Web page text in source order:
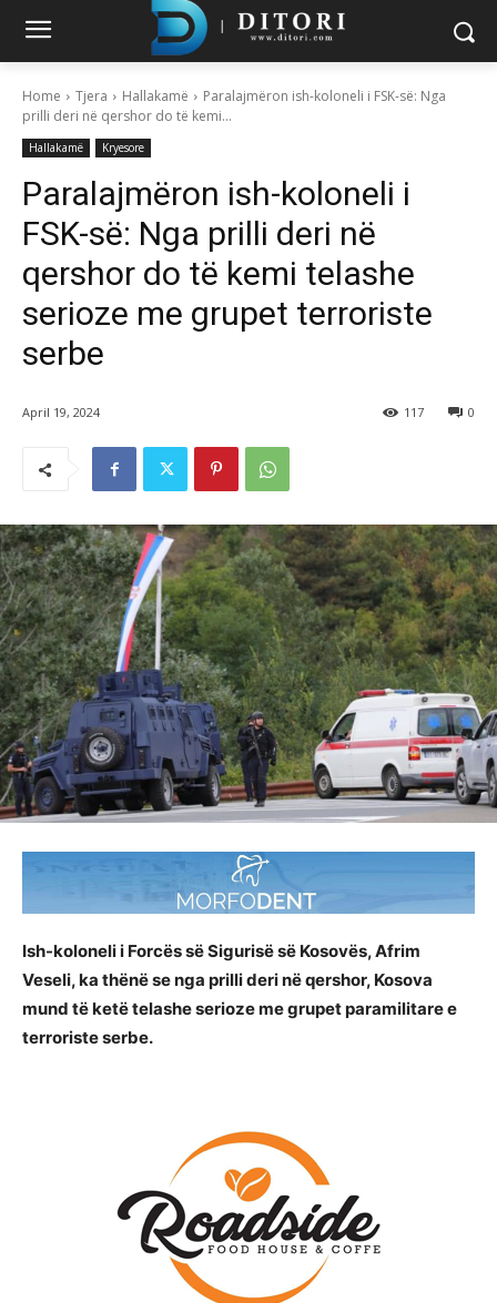
Home Tjera Hallakamë
Paralajmëron ish-koloneli i FSK-së: Nga
prilli deri në qershor do të kemi...
Hallakamë Kryesore
Paralajmëron ish-koloneli i
FSK-së: Nga prilli deri në
qershor do të kemi telashe
serioze me grupet terroriste
serbe
April 19, 2024 0
117
Ish-koloneli i Forcës së Sigurisë së Kosovës, Afrim
Veseli, ka thënë se nga prilli deri në qershor, Kosova
mund të ketë telashe serioze me grupet paramilitare e
terroriste serbe.